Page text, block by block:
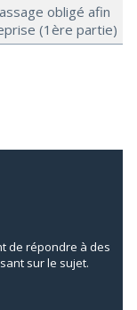
obligé afin
(1ère partie)
de répondre à des
sur le sujet.